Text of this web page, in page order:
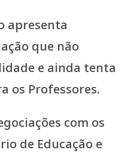
apresenta
que não
e ainda tenta
os Professores.
com os
de Educação e